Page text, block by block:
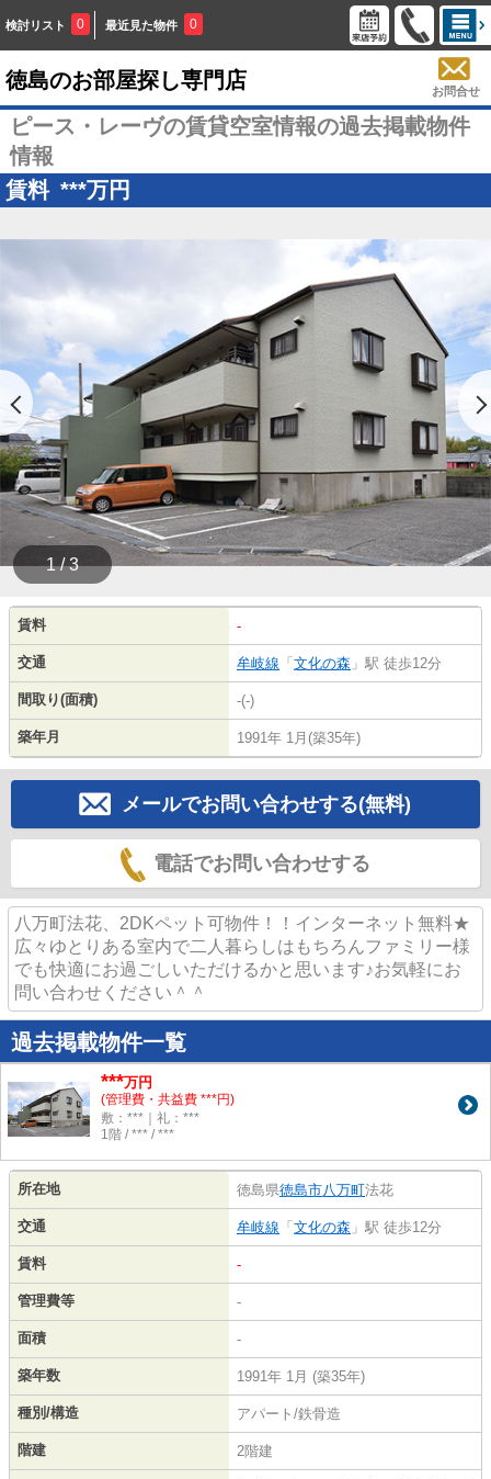
検討リスト 0 最近見た物件 0
徳島のお部屋探し専門店 お問合せ
ピース・レーヴの賃貸空室情報の過去掲載物件
情報
賃料 ***万円
1 / 3
賃料 -
交通 牟岐線 「 文化の森 」駅 徒歩12分
間取り(面積) -(-)
築年月 1991年 1月(築35年)
メールでお問い合わせする(無料)
電話でお問い合わせする
八万町法花、2DKペット可物件！！インターネット無料★
広々ゆとりある室内で二人暮らしはもちろんファミリー様
でも快適にお過ごしいただけるかと思います♪お気軽にお
問い合わせください＾＾
過去掲載物件一覧
***万円
(管理費・共益費 ***円)
敷：***｜礼：***
1階 / *** / ***
所在地 徳島県徳島市八万町法花
交通 牟岐線 「 文化の森 」駅 徒歩12分
賃料 -
管理費等 -
面積 -
築年数 1991年 1月 (築35年)
種別/構造 アパート/鉄骨造
階建 2階建